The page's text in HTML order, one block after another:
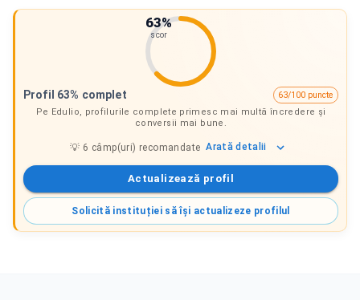
63%
scor
Profil 63% complet
63/100 puncte
Pe Edulio, profilurile complete primesc mai multă încredere și
conversii mai bune.
💡 6 câmp(uri) recomandate Arată detalii
Actualizează profil
Solicită instituției să își actualizeze profilul